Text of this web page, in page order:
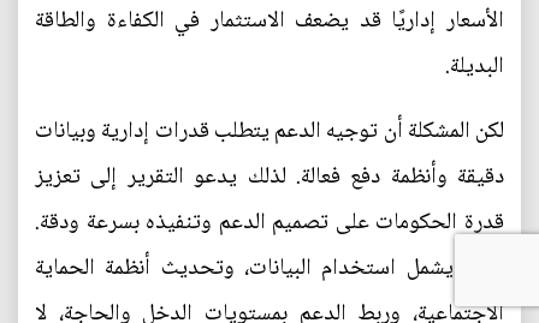
الأسعار إداريًا قد يضعف الاستثمار في الكفاءة والطاقة
البديلة.
لكن المشكلة أن توجيه الدعم يتطلب قدرات إدارية وبيانات
دقيقة وأنظمة دفع فعالة. لذلك يدعو التقرير إلى تعزيز
قدرة الحكومات على تصميم الدعم وتنفيذه بسرعة ودقة.
وهذا يشمل استخدام البيانات، وتحديث أنظمة الحماية
الاجتماعية، وربط الدعم بمستويات الدخل والحاجة، لا